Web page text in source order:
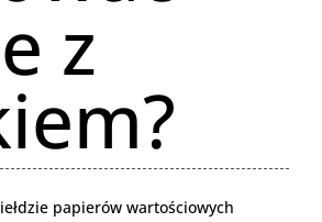
z
papierów wartościowych